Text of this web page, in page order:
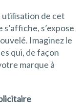
utilisation de cet
s’expose
Imaginez le
qui, de façon
marque à